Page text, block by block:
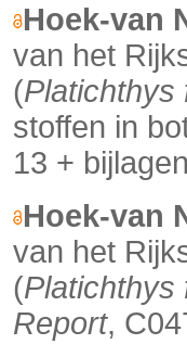
Hoek-van
van het
(Platichthys
stoffen in
13 +
Hoek-van
van het
(Platichthys
Report,